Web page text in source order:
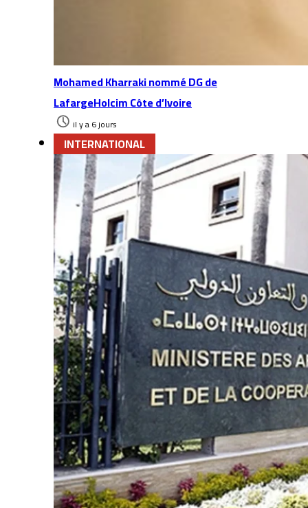
Mohamed Kharraki nommé DG de
LafargeHolcim Côte d’Ivoire
il y a 6 jours
INTERNATIONAL